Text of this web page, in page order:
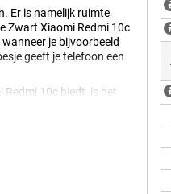
Er is namelijk ruimte
Zwart Xiaomi Redmi 10c
je bijvoorbeeld
geeft je telefoon een
Redmi 10c biedt, is het
op je telefoon? Dan